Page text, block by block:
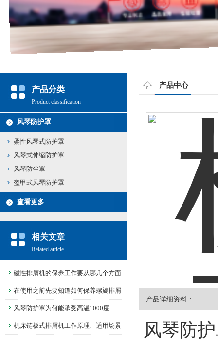
产品分类
Product classification
风琴防护罩
柔性风琴式防护罩
风琴式伸缩防护罩
风琴防尘罩
盔甲式风琴防护罩
查看更多
相关文章
Related article
磁性排屑机的保养工作要从哪几个方面
进行呢
在使用之前先要知道如何保养螺旋排屑
机 风琴防护罩为何能承受高温1000度
机床链板式排屑机工作原理、适用场景
产品中心
产品详细资料：
风琴防